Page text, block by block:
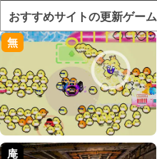
おすすめサイトの更新ゲーム
無
庵